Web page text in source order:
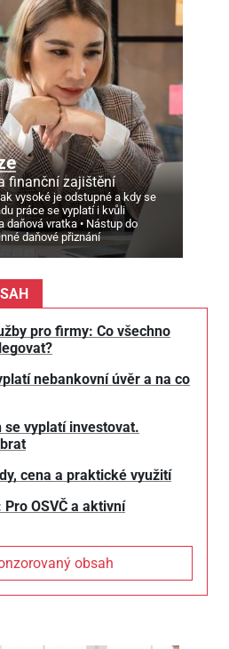
finanční zajištění
vysoké je odstupné a kdy se
práce se vyplatí i kvůli
daňová vratka
Nástup do
daňové přiznání
pro firmy: Co všechno
nebankovní úvěr a na co
se vyplatí investovat.
cena a praktické využití
OSVČ a aktivní
obsah